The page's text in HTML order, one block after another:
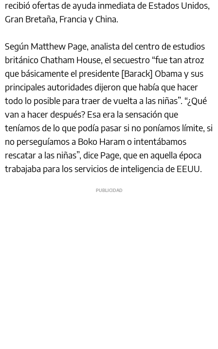
recibió ofertas de ayuda inmediata de Estados Unidos,
Gran Bretaña, Francia y China.
Según Matthew Page, analista del centro de estudios
británico Chatham House, el secuestro “fue tan atroz
que básicamente el presidente [Barack] Obama y sus
principales autoridades dijeron que había que hacer
todo lo posible para traer de vuelta a las niñas”. “¿Qué
van a hacer después? Esa era la sensación que
teníamos de lo que podía pasar si no poníamos límite, si
no perseguíamos a Boko Haram o intentábamos
rescatar a las niñas”, dice Page, que en aquella época
trabajaba para los servicios de inteligencia de EEUU.